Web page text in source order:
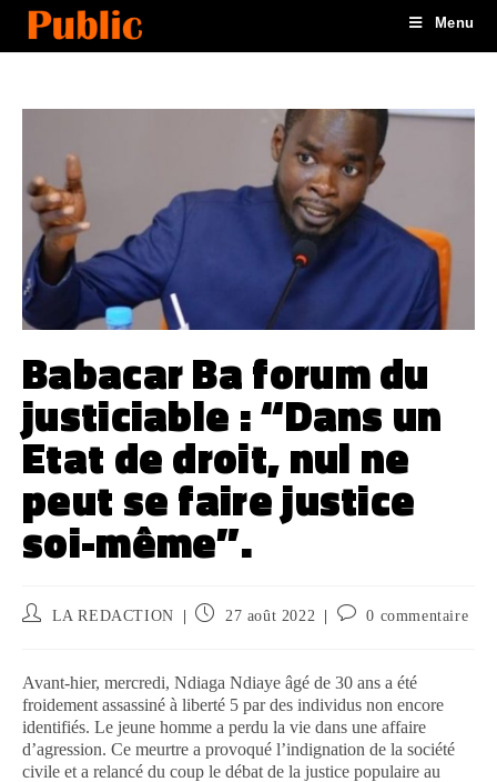
Menu
Babacar Ba forum du
justiciable : “Dans un
Etat de droit, nul ne
peut se faire justice
soi-même”.
LA REDACTION 27 août 2022 0 commentaire
Avant-hier, mercredi, Ndiaga Ndiaye âgé de 30 ans a été
froidement assassiné à liberté 5 par des individus non encore
identifiés. Le jeune homme a perdu la vie dans une affaire
d’agression. Ce meurtre a provoqué l’indignation de la société
civile et a relancé du coup le débat de la justice populaire au